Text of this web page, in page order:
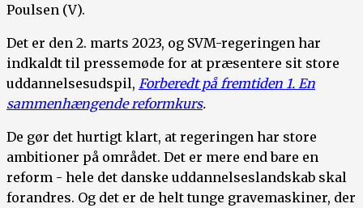
Poulsen (V).
Det er den 2. marts 2023, og SVM-regeringen har
indkaldt til pressemøde for at præsentere sit store
uddannelsesudspil, Forberedt på fremtiden 1. En
sammenhængende reformkurs.
De gør det hurtigt klart, at regeringen har store
ambitioner på området. Det er mere end bare en
reform - hele det danske uddannelseslandskab skal
forandres. Og det er de helt tunge gravemaskiner, der